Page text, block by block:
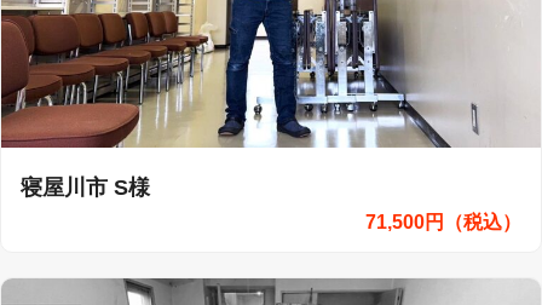
寝屋川市 S様
71,500円（税込）